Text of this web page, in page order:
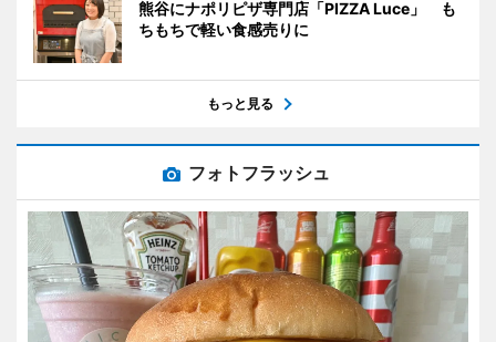
熊谷にナポリピザ専門店「PIZZA Luce」 も
ちもちで軽い食感売りに
もっと見る
フォトフラッシュ